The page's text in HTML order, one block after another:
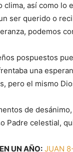
clima, así como lo
ser querido o
podemos
pospuestos
una
pero el mismo
de
Padre celestial,
UN AÑO: JUAN